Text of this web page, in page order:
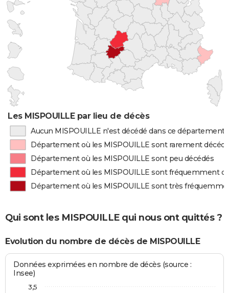
Les MISPOUILLE par lieu de décès
Aucun MISPOUILLE n'est décédé dans ce département
Département où les MISPOUILLE sont rarement
Département où les MISPOUILLE sont peu décédés
Département où les MISPOUILLE sont fréquemment
Département où les MISPOUILLE sont très
Qui sont les MISPOUILLE qui nous ont quittés ?
Evolution du nombre de décès de MISPOUILLE
Données exprimées en nombre de décès (source :
Insee)
3,5